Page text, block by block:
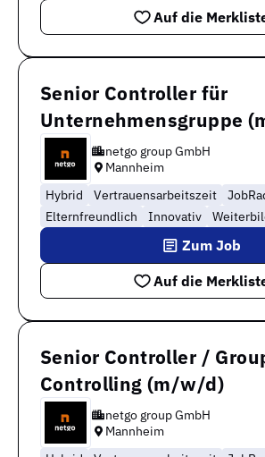
Auf die
Senior Controller für
Unternehmensgruppe
netgo group GmbH
Mannheim
Hybrid
Vertrauensarbeitszeit
Elternfreundlich
Innovativ
Auf die
Zum Job
Senior Controller /
Controlling (m/w/d)
netgo group GmbH
Mannheim